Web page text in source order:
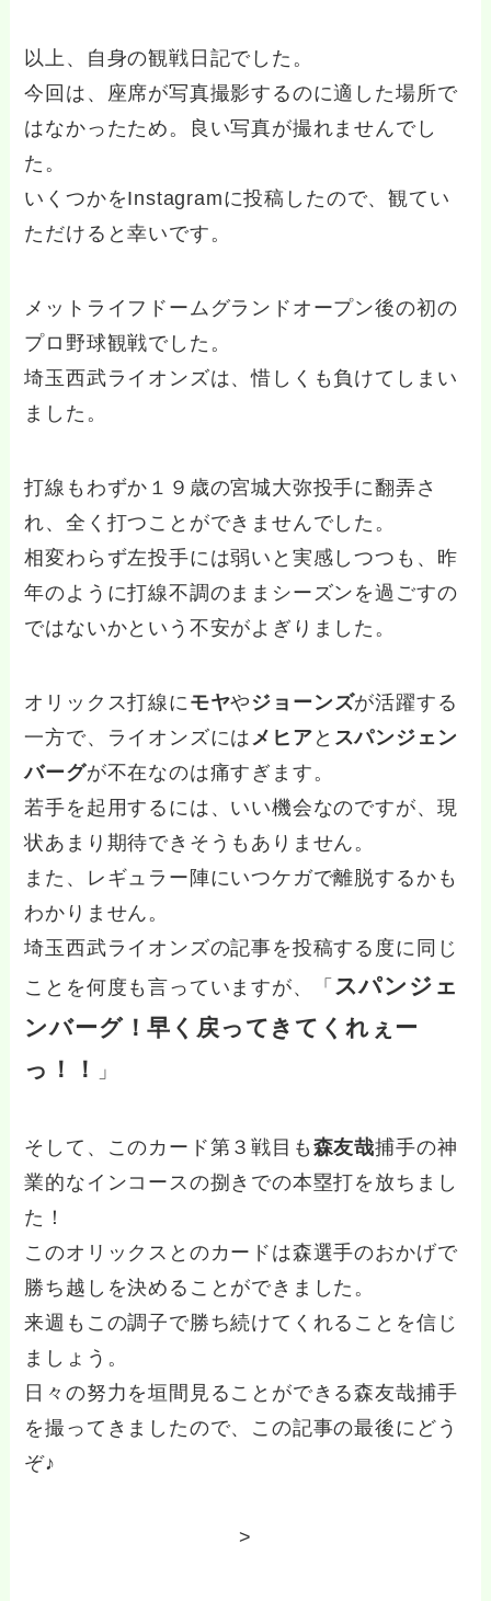
以上、自身の観戦日記でした。
今回は、座席が写真撮影するのに適した場所で
はなかったため。良い写真が撮れませんでし
た。
いくつかをInstagramに投稿したので、観てい
ただけると幸いです。
メットライフドームグランドオープン後の初の
プロ野球観戦でした。
埼玉西武ライオンズは、惜しくも負けてしまい
ました。
打線もわずか１９歳の宮城大弥投手に翻弄さ
れ、全く打つことができませんでした。
相変わらず左投手には弱いと実感しつつも、昨
年のように打線不調のままシーズンを過ごすの
ではないかという不安がよぎりました。
オリックス打線に モヤや ジョーンズが活躍する
一方で、ライオンズには メヒア と スパンジェン
バーグが不在なのは痛すぎます。
若手を起用するには、いい機会なのですが、現
状あまり期待できそうもありません。
また、レギュラー陣にいつケガで離脱するかも
わかりません。
埼玉西武ライオンズの記事を投稿する度に同じ
ことを何度も言っていますが、「 スパンジェ
ンバーグ！早く戻ってきてくれぇー
っ！！
」
そして、このカード第３戦目も 森友哉捕手の神
業的なインコースの捌きでの本塁打を放ちまし
た！
このオリックスとのカードは森選手のおかげで
勝ち越しを決めることができました。
来週もこの調子で勝ち続けてくれることを信じ
ましょう。
日々の努力を垣間見ることができる森友哉捕手
を撮ってきましたので、この記事の最後にどう
ぞ♪
>